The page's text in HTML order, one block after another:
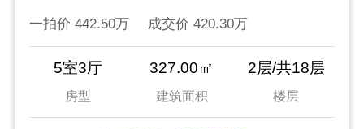
一拍价 442.50万 成交价 420.30万
5室3厅
房型
327.00㎡
建筑面积
2层/共18层
楼层